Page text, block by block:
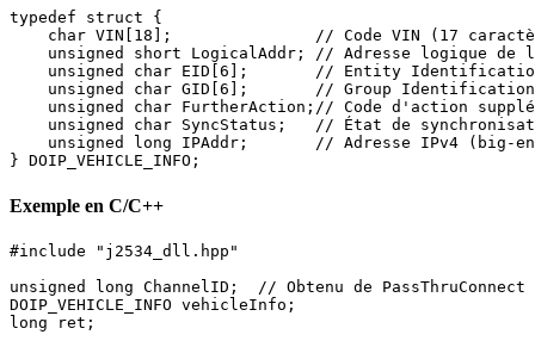
typedef struct {
char VIN[18];               // Code VIN (17
unsigned short LogicalAddr; // Adresse logique de
unsigned char EID[6];       // Entity
    unsigned char GID[6];       // Group Identification
unsigned char FurtherAction;// Code d'action
unsigned char SyncStatus;   // État de
unsigned long IPAddr;       // Adresse IPv4 (big-
} DOIP_VEHICLE_INFO;
Exemple en C/C++
#include "j2534_dll.hpp"
unsigned long ChannelID;  // Obtenu de PassThruConnect
DOIP_VEHICLE_INFO vehicleInfo;
long ret;